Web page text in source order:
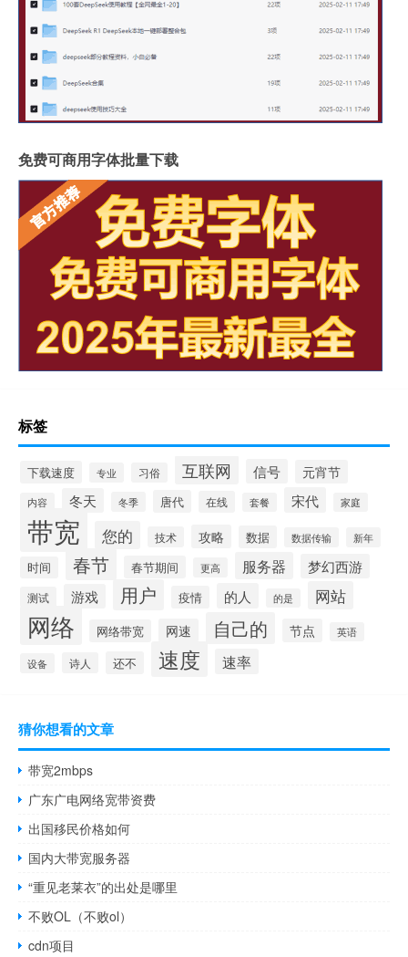
免费可商用字体批量下载
标签
下载速度 专业 习俗 互联网 信号 元宵节
内容 冬天 冬季 唐代 在线 套餐 宋代 家庭
带宽 您的 技术 攻略 数据 数据传输 新年
时间 春节 春节期间 更高 服务器 梦幻西游
测试 游戏 用户 疫情 的人 的是 网站
网络 网络带宽 网速 自己的 节点 英语
设备 诗人 还不 速度 速率
猜你想看的文章
带宽2mbps
广东广电网络宽带资费
出国移民价格如何
国内大带宽服务器
“重见老莱衣”的出处是哪里
不败OL（不败ol）
cdn项目